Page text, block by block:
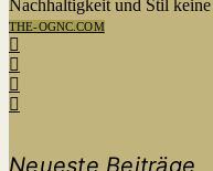
Nachhaltigkeit und Stil keine
THE-OGNC.COM
Neueste Beiträge